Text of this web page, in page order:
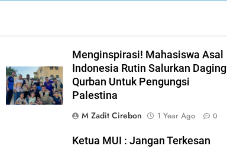
Menginspirasi! Mahasiswa Asal
Indonesia Rutin Salurkan Daging
Qurban Untuk Pengungsi
Palestina
M Zadit Cirebon
1 Year Ago 0
Ketua MUI : Jangan Terkesan